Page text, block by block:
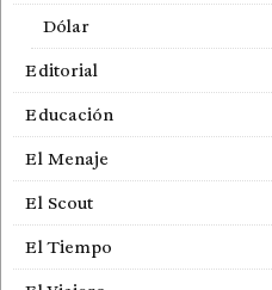
Dólar
Editorial
Educación
El Menaje
El Scout
El Tiempo